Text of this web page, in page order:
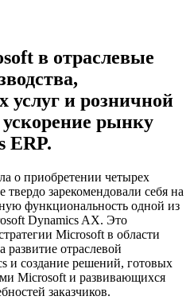
в отраслевые
услуг и розничной
рынку
ERP.
о приобретении четырех
зарекомендовали себя на
функциональность одной из
Dynamics AX. Это
Microsoft в области
развитие отраслевой
и создание решений, готовых
Microsoft и развивающихся
заказчиков.